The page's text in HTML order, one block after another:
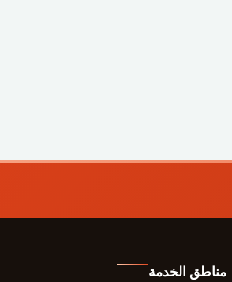
مناطق الخدمة